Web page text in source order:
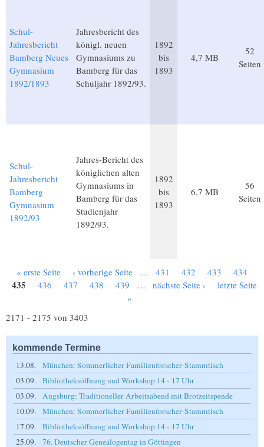
Schul-
Jahresbericht
Bamberg Neues
Gymnasium
1892/1893
Jahresbericht des
königl. neuen
Gymnasiums zu
Bamberg für das
Schuljahr 1892/93.
1892
bis
1893
4,7 MB
52
Seiten
Schul-
Jahresbericht
Bamberg
Gymnasium
1892/93
Jahres-Bericht des
königlichen alten
Gymnasiums in
Bamberg für das
Studienjahr
1892/93.
1892
bis
1893
6,7 MB
56
Seiten
Seiten
« erste Seite ‹ vorherige Seite … 431 432 433 434
435 436 437 438 439 … nächste Seite ›
letzte Seite
»
2171 - 2175 von 3403
kommende Termine
13.08.
München: Sommerlicher Familienforscher-Stammtisch
03.09.
Bibliotheksöffnung und Workshop 14 - 17 Uhr
03.09.
Augsburg: Traditioneller Arbeitsabend mit Brotzeitspende
10.09.
München: Sommerlicher Familienforscher-Stammtisch
17.09.
Bibliotheksöffnung und Workshop 14 - 17 Uhr
25.09.
76. Deutscher Genealogentag in Göttingen